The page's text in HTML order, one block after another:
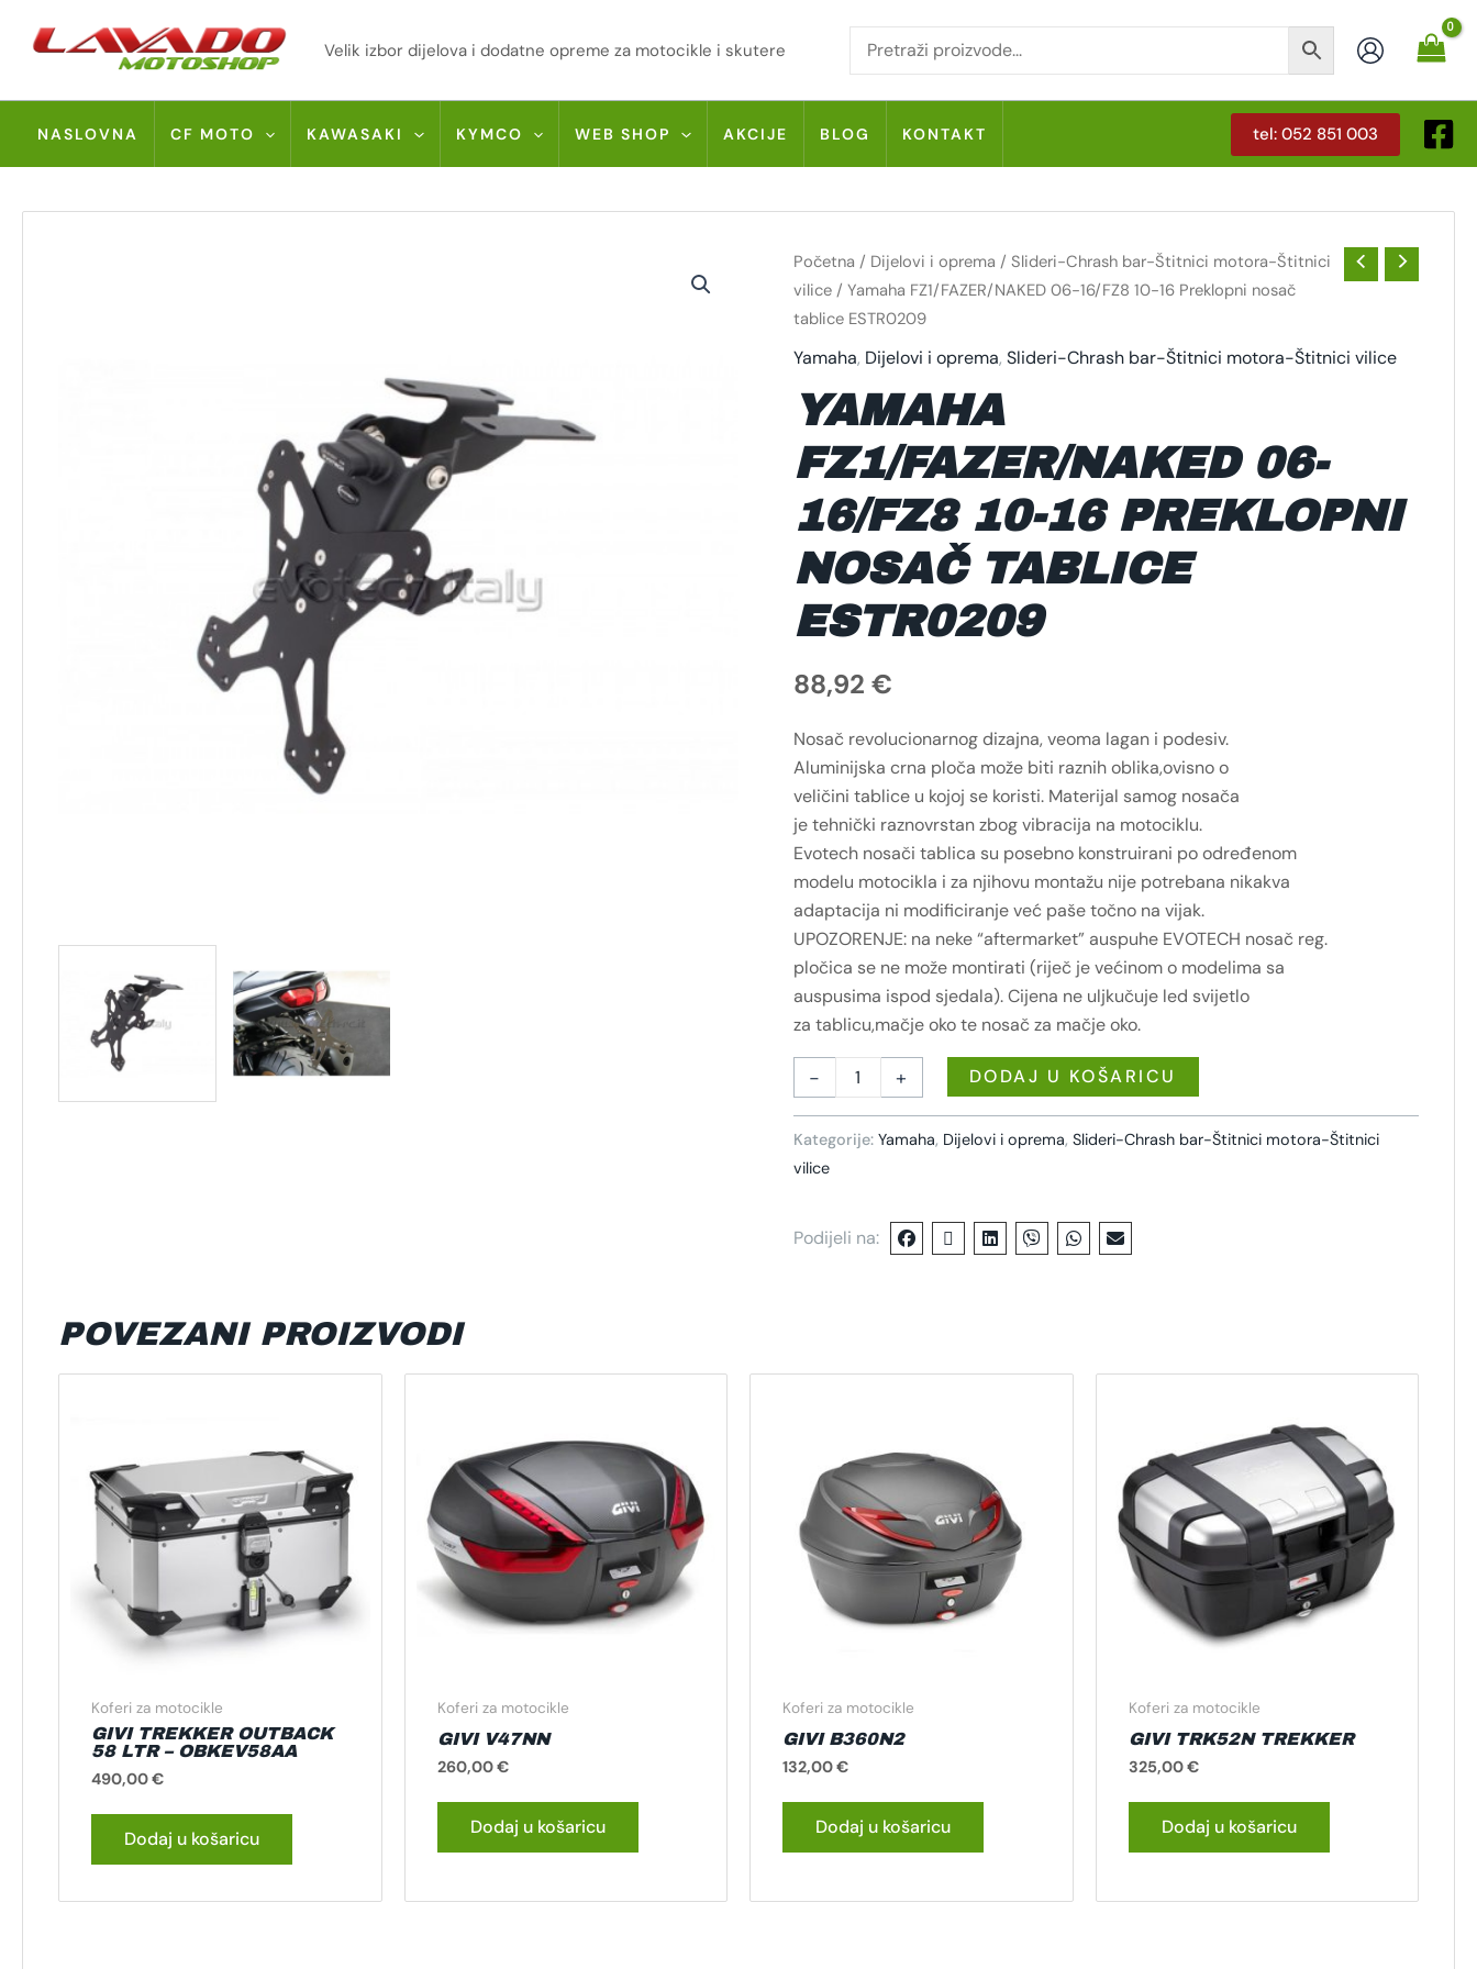
Velik izbor dijelova i dodatne opreme za motocikle i skutere
NASLOVNA CF MOTO KAWASAKI KYMCO WEB SHOP AKCIJE BLOG KONTAKT tel: 052 851 003
Početna / Dijelovi i oprema / Slideri-Chrash bar-Štitnici motora-Štitnici
vilice/ Yamaha FZ1/FAZER/NAKED 06-16/FZ8 10-16 Preklopni nosač
tablice ESTR0209
Yamaha, Dijelovi i oprema, Slideri-Chrash bar-Štitnici motora-Štitnici vilice
YAMAHA
FZ1/FAZER/NAKED 06-
16/FZ8 10-16 PREKLOPNI
NOSAČ TABLICE
ESTR0209
88,92 €
Nosač revolucionarnog dizajna, veoma lagan i podesiv.
Aluminijska crna ploča može biti raznih oblika,ovisno o
veličini tablice u kojoj se koristi. Materijal samog nosača
je tehnički raznovrstan zbog vibracija na motociklu.
Evotech nosači tablica su posebno konstruirani po određenom
modelu motocikla i za njihovu montažu nije potrebana nikakva
adaptacija ni modificiranje već paše točno na vijak.
UPOZORENJE: na neke “aftermarket” auspuhe EVOTECH nosač reg.
pločica se ne može montirati (riječ je većinom o modelima sa
auspusima ispod sjedala). Cijena ne uljkučuje led svijetlo
za tablicu,mačje oko te nosač za mačje oko.
-
YAMAHA
FZ1/FAZER/NAKED
06-
16/FZ8
10-
PREKLOPNI
NOSAČ
ESTR0209
KOLIČINA
+ DODAJ U KOŠARICU
Kategorije: Yamaha, Dijelovi i oprema, Slideri-Chrash bar-Štitnici motora-Štitnici
vilice
Podijeli na:
POVEZANI PROIZVODI
Koferi za motocikle
GIVI TREKKER OUTBACK
58 LTR – OBKEV58AA
490,00€
Dodaj u košaricu
Koferi za motocikle
GIVI V47NN
260,00€
Dodaj u košaricu
Koferi za motocikle
GIVI B360N2
132,00€
Dodaj u košaricu
Koferi za motocikle
GIVI TRK52N TREKKER
325,00€
Dodaj u košaricu